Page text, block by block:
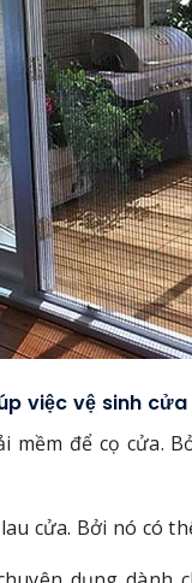
việc vệ sinh
mềm để cọ cửa.
cửa. Bởi nó có